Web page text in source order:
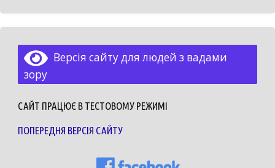
Версія сайту для людей з вадами
зору
САЙТ ПРАЦЮЄ В ТЕСТОВОМУ РЕЖИМІ
ПОПЕРЕДНЯ ВЕРСІЯ САЙТУ